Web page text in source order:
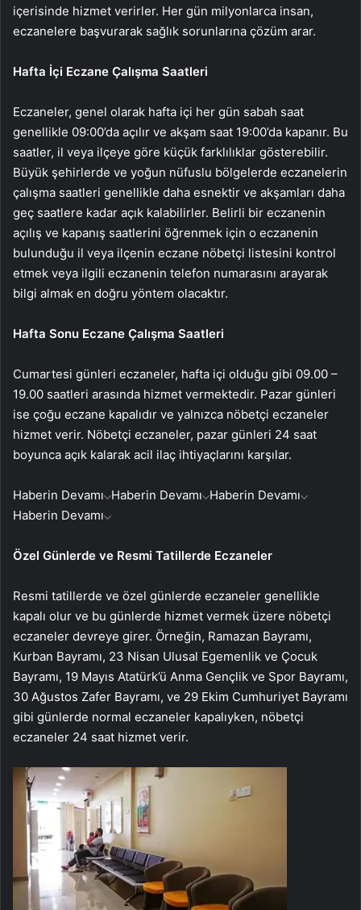
içerisinde hizmet verirler. Her gün milyonlarca insan,
eczanelere başvurarak sağlık sorunlarına çözüm arar.
Hafta İçi Eczane Çalışma Saatleri
Eczaneler, genel olarak hafta içi her gün sabah saat
genellikle 09:00’da açılır ve akşam saat 19:00’da kapanır. Bu
saatler, il veya ilçeye göre küçük farklılıklar gösterebilir.
Büyük şehirlerde ve yoğun nüfuslu bölgelerde eczanelerin
çalışma saatleri genellikle daha esnektir ve akşamları daha
geç saatlere kadar açık kalabilirler. Belirli bir eczanenin
açılış ve kapanış saatlerini öğrenmek için o eczanenin
bulunduğu il veya ilçenin eczane nöbetçi listesini kontrol
etmek veya ilgili eczanenin telefon numarasını arayarak
bilgi almak en doğru yöntem olacaktır.
Hafta Sonu Eczane Çalışma Saatleri
Cumartesi günleri eczaneler, hafta içi olduğu gibi 09.00 –
19.00 saatleri arasında hizmet vermektedir. Pazar günleri
ise çoğu eczane kapalıdır ve yalnızca nöbetçi eczaneler
hizmet verir. Nöbetçi eczaneler, pazar günleri 24 saat
boyunca açık kalarak acil ilaç ihtiyaçlarını karşılar.
Haberin Devamı Haberin Devamı Haberin Devamı
Haberin Devamı
Özel Günlerde ve Resmi Tatillerde Eczaneler
Resmi tatillerde ve özel günlerde eczaneler genellikle
kapalı olur ve bu günlerde hizmet vermek üzere nöbetçi
eczaneler devreye girer. Örneğin, Ramazan Bayramı,
Kurban Bayramı, 23 Nisan Ulusal Egemenlik ve Çocuk
Bayramı, 19 Mayıs Atatürk’ü Anma Gençlik ve Spor Bayramı,
30 Ağustos Zafer Bayramı, ve 29 Ekim Cumhuriyet Bayramı
gibi günlerde normal eczaneler kapalıyken, nöbetçi
eczaneler 24 saat hizmet verir.